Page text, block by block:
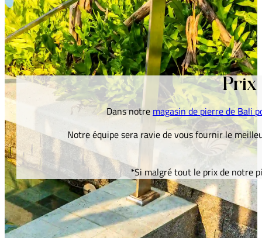
Prix
Dans notre magasin de pierre de Bali
Notre équipe sera ravie de vous fournir le
*Si malgré tout le prix de notre